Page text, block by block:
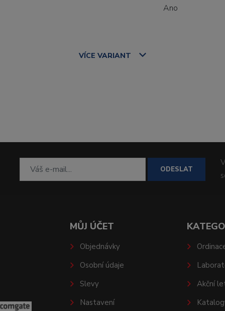
Ano
VÍCE VARIANT
ODESLAT
MŮJ ÚČET
Objednávky
Osobní údaje
Slevy
Nastavení
Akční